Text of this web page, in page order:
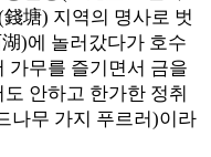
塘) 지역의 명사로 벗
)에 놀러갔다가 호수
가무를 즐기면서 금을
안하고 한가한 정취
나무 가지 푸르러)이라